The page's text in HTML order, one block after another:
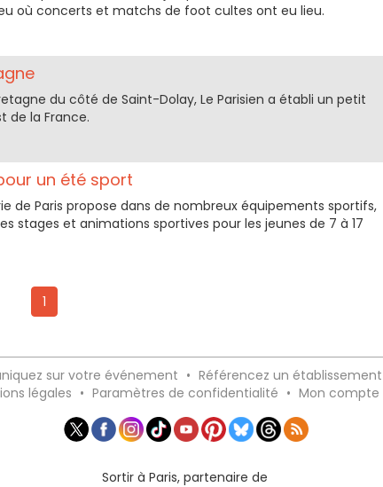
où concerts et matchs de foot cultes ont eu lieu.
du côté de Saint-Dolay, Le Parisien a établi un petit
de la France.
un été sport
de Paris propose dans de nombreux équipements sportifs,
stages et animations sportives pour les jeunes de 7 à 17
1
sur votre événement • Référencez un établissement
légales • Paramètres de confidentialité • Mon compte
Sortir à Paris, partenaire de